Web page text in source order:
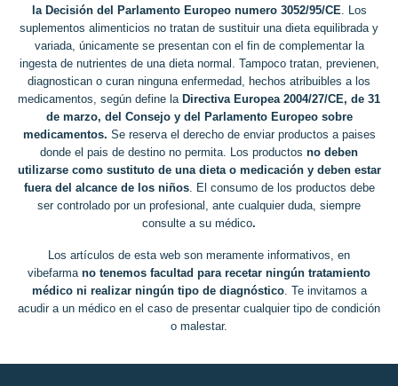
la Decisión del Parlamento Europeo numero 3052/95/CE . Los
suplementos alimenticios no tratan de sustituir una dieta equilibrada y
variada, únicamente se presentan con el fin de complementar la
ingesta de nutrientes de una dieta normal. Tampoco tratan, previenen,
diagnostican o curan ninguna enfermedad, hechos atribuibles a los
medicamentos, según define la Directiva Europea 2004/27/CE, de 31
de marzo, del Consejo y del Parlamento Europeo sobre
medicamentos. Se reserva el derecho de enviar productos a paises
donde el pais de destino no permita. Los productos no deben
utilizarse como sustituto de una dieta o medicación y deben estar
fuera del alcance de los niños. El consumo de los productos debe
ser controlado por un profesional, ante cualquier duda, siempre
consulte a su médico.
Los artículos de esta web son meramente informativos, en
vibefarma no tenemos facultad para recetar ningún tratamiento
médico ni realizar ningún tipo de diagnóstico. Te invitamos a
acudir a un médico en el caso de presentar cualquier tipo de condición
o malestar.